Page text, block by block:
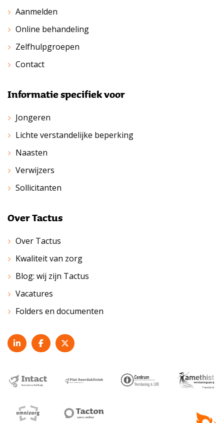
Aanmelden
Online behandeling
Zelfhulpgroepen
Contact
Informatie specifiek voor
Jongeren
Lichte verstandelijke beperking
Naasten
Verwijzers
Sollicitanten
Over Tactus
Over Tactus
Kwaliteit van zorg
Blog: wij zijn Tactus
Vacatures
Folders en documenten